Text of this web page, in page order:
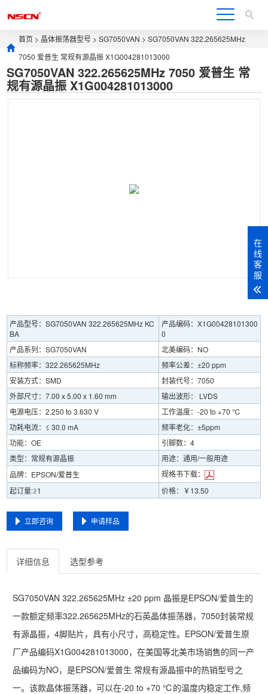
首页 > 晶体振荡器型号 >SG7050VAN > SG7050VAN 322.265625MHz
7050 爱普生 常规有源晶振 X1G004281013000
SG7050VAN 322.265625MHz 7050 爱普生 常
规有源晶振 X1G004281013000
产品型号：SG7050VAN 322.265625MHz KC
BA
产品编码：X1G00428101300
0
产品系列：SG7050VAN
北美编码：NO
标称频率：322.265625MHz
频率公差：±20 ppm
安装方式：SMD
封装代号：7050
外部尺寸：7.00 x 5.00 x 1.60 mm
输出波形： LVDS
电源电压：2.250 to 3.630 V
工作温度：-20 to +70 ℃
功耗电流：≤ 30.0 mA
频率老化：±5ppm
功能：OE
引脚数：4
类型：常规有源晶振
用途：通用/一般用途
品牌：EPSON/爱普生
规格书下载：
起订量:≥1
价格：￥13.50
立即咨询 申请样品
详细信息 选型参考
SG7050VAN 322.265625MHz ±20 ppm 晶振是EPSON/爱普生的
一款额定频率322.265625MHz的石英晶体振荡器，7050封装常规
有源晶振，4脚贴片，具有小尺寸，高稳定性。EPSON/爱普生原
厂产品编码X1G004281013000，在美国等北美市场销售的同一产
品编码为NO，是EPSON/爱普生 常规有源晶振中的热销型号之
一。该款晶体振荡器，可以在-20 to +70 ℃的温度内稳定工作,频
在
线
客
服